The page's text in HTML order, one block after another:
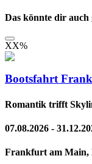
Das könnte dir auch
XX%
Bootsfahrt
Romantik trifft
07.08.2026 -
Frankfurt am